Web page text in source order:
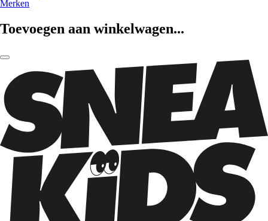
Merken
Toevoegen aan winkelwagen...